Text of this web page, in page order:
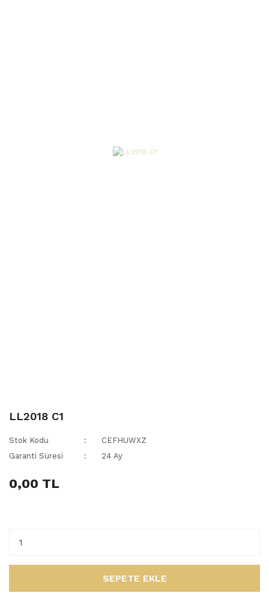
LL2018 C1
Stok Kodu
CEFHUWXZ
Garanti Süresi
24 Ay
0,00 TL
SEPETE EKLE